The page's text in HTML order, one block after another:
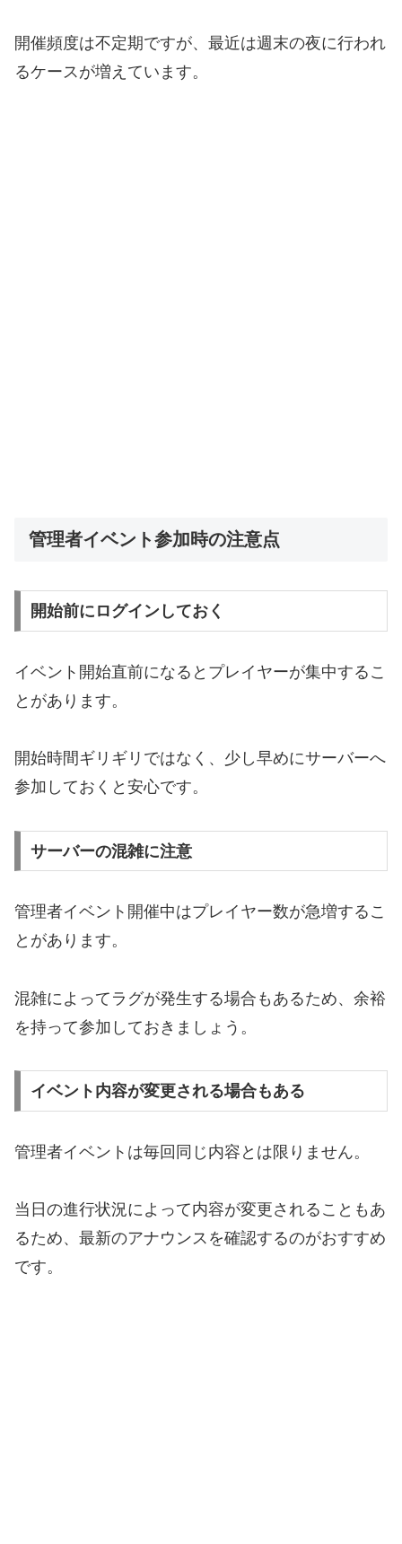
開催頻度は不定期ですが、最近は週末の夜に行われ
るケースが増えています。
管理者イベント参加時の注意点
開始前にログインしておく
イベント開始直前になるとプレイヤーが集中するこ
とがあります。
開始時間ギリギリではなく、少し早めにサーバーへ
参加しておくと安心です。
サーバーの混雑に注意
管理者イベント開催中はプレイヤー数が急増するこ
とがあります。
混雑によってラグが発生する場合もあるため、余裕
を持って参加しておきましょう。
イベント内容が変更される場合もある
管理者イベントは毎回同じ内容とは限りません。
当日の進行状況によって内容が変更されることもあ
るため、最新のアナウンスを確認するのがおすすめ
です。